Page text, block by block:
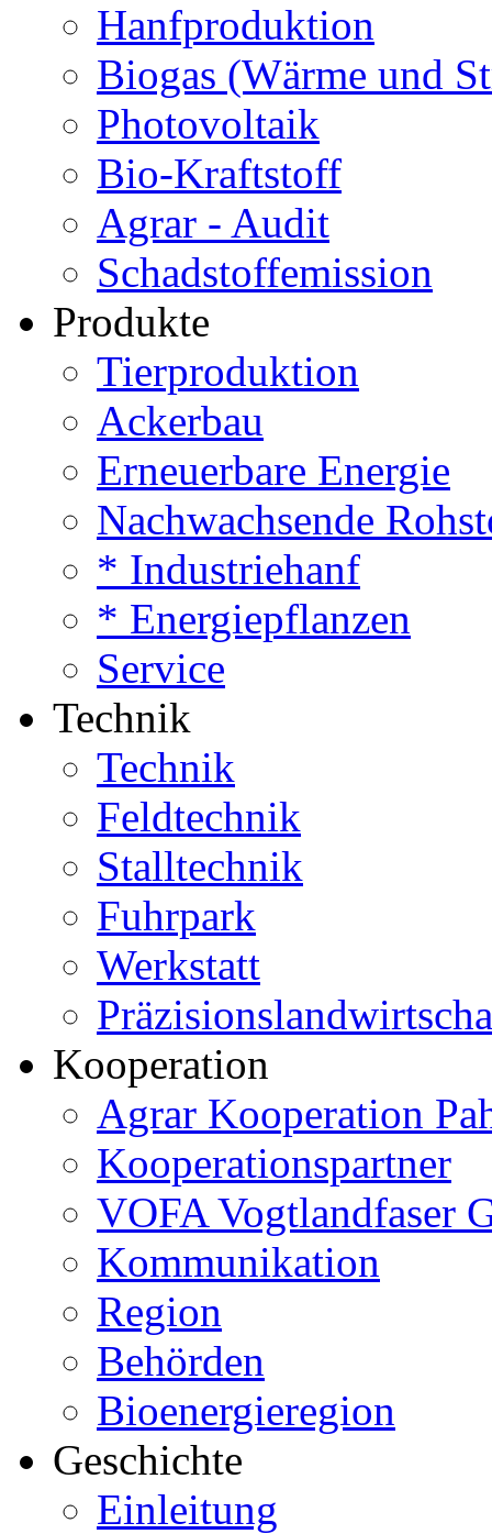
Hanfproduktion
Biogas (Wärme und
Photovoltaik
Bio-Kraftstoff
Agrar - Audit
Schadstoffemission
Produkte
Tierproduktion
Ackerbau
Erneuerbare Energie
Nachwachsende
* Industriehanf
* Energiepflanzen
Service
Technik
Technik
Feldtechnik
Stalltechnik
Fuhrpark
Werkstatt
Kooperation
Agrar Kooperation
Kooperationspartner
VOFA Vogtlandfaser
Kommunikation
Region
Behörden
Bioenergieregion
Geschichte
Einleitung